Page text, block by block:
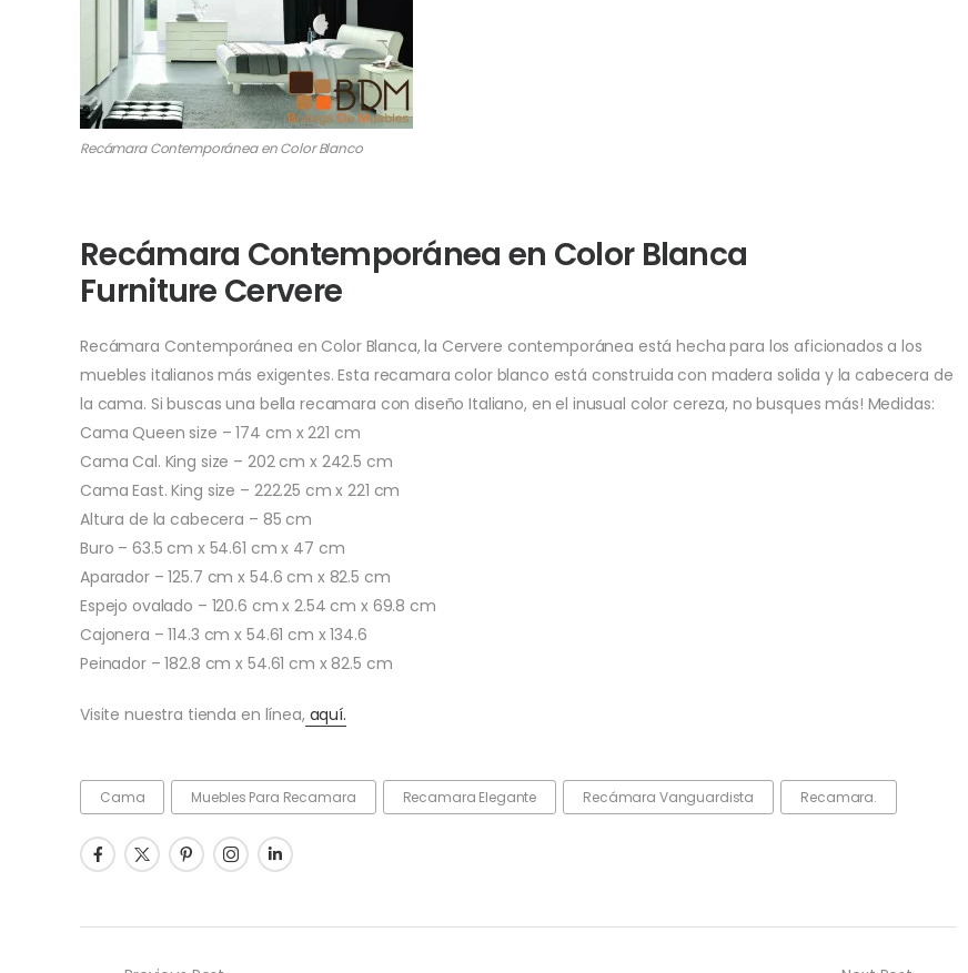
Recámara Contemporánea en Color Blanco
Recámara Contemporánea en Color Blanca
Furniture Cervere
Recámara Contemporánea en Color Blanca, la Cervere contemporánea está hecha para los aficionados a los
muebles italianos más exigentes. Esta recamara color blanco está construida con madera solida y la cabecera de
la cama. Si buscas una bella recamara con diseño Italiano, en el inusual color cereza, no busques más! Medidas:
Cama Queen size – 174 cm x 221 cm
Cama Cal. King size – 202 cm x 242.5 cm
Cama East. King size – 222.25 cm x 221 cm
Altura de la cabecera – 85 cm
Buro – 63.5 cm x 54.61 cm x 47 cm
Aparador – 125.7 cm x 54.6 cm x 82.5 cm
Espejo ovalado – 120.6 cm x 2.54 cm x 69.8 cm
Cajonera – 114.3 cm x 54.61 cm x 134.6
Peinador – 182.8 cm x 54.61 cm x 82.5 cm
Visite nuestra tienda en línea, aquí.
Cama Muebles Para Recamara Recamara Elegante Recámara Vanguardista Recamara.